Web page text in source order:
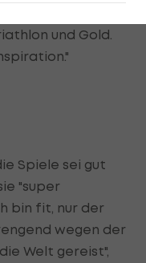
hat es
und Gold.
Spiele sei gut
"super
bin fit, nur der
wegen der
Welt gereist",